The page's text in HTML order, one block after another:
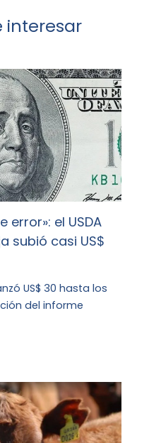
interesar
error»: el USDA
subió casi US$
US$ 30 hasta los
del informe